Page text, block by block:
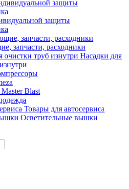
защиты
запчасти, расходники
Насадки для
Master Blast
Товары для автосервиса
Осветительные вышки